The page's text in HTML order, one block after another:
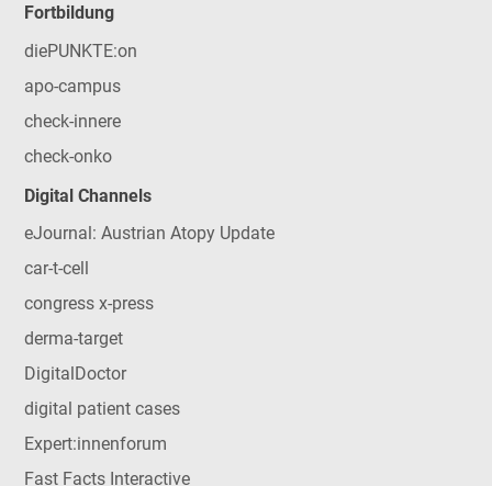
Fortbildung
diePUNKTE:on
apo-campus
check-innere
check-onko
Digital Channels
eJournal: Austrian Atopy Update
car-t-cell
congress x-press
derma-target
DigitalDoctor
digital patient cases
Expert:innenforum
Fast Facts Interactive